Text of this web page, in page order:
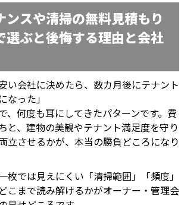
ンスや清掃の無料見積もり
選ぶと後悔する理由と会社
い会社に決めたら、数カ月後にテナント
なった」
、何度も耳にしてきたパターンです。費
と、建物の美観やテナント満足度を守り
立させるかが、本当の勝負どころになり
枚では見えにくい「清掃範囲」「頻度」
こまで読み解けるかがオーナー・管理会